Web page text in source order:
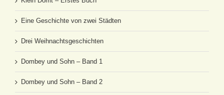
Eine Geschichte von zwei Städten
Drei Weihnachtsgeschichten
Dombey und Sohn – Band 1
Dombey und Sohn – Band 2